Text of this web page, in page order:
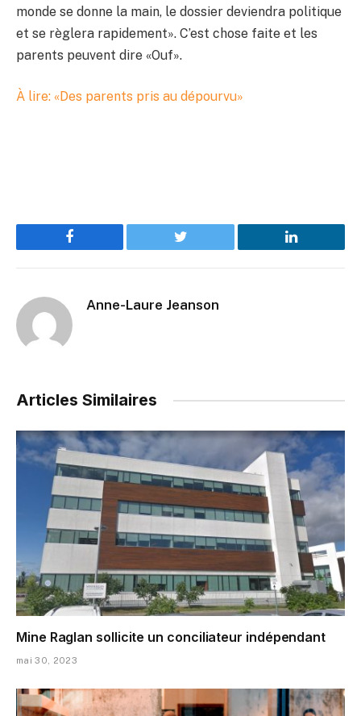
monde se donne la main, le dossier deviendra politique
et se règlera rapidement». C’est chose faite et les
parents peuvent dire «Ouf».
À lire: «Des parents pris au dépourvu»
Facebook Twitter LinkedIn
Anne-Laure Jeanson
Articles Similaires
Mine Raglan sollicite un conciliateur indépendant
mai 30, 2023